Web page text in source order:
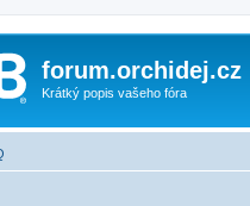
forum.orchidej.cz
Krátký popis vašeho fóra